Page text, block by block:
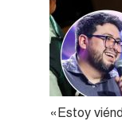
«Estoy